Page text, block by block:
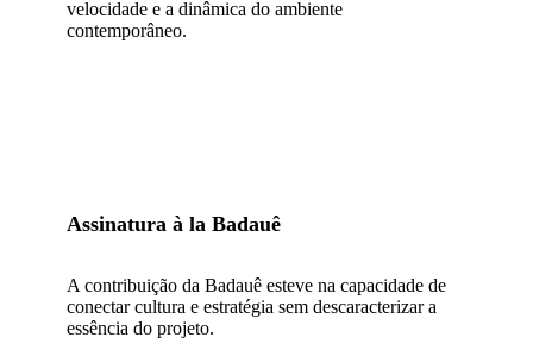
velocidade e a dinâmica do ambiente
contemporâneo.
Assinatura à la Badauê
A contribuição da Badauê esteve na capacidade de
conectar cultura e estratégia sem descaracterizar a
essência do projeto.